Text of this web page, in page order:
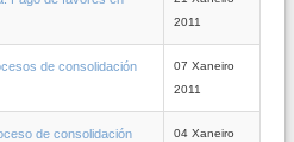
2011
de consolidación
07 Xaneiro
2011
de consolidación
04 Xaneiro